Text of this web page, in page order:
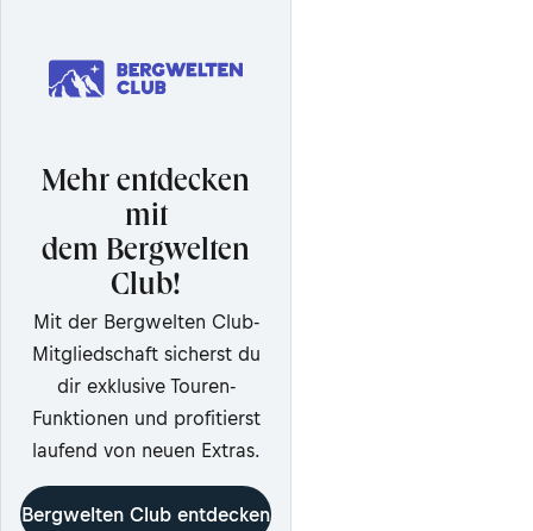
Mehr entdecken
mit
dem Bergwelten
Club!
Mit der Bergwelten Club-
Mitgliedschaft sicherst du
dir exklusive Touren-
Funktionen und profitierst
laufend von neuen Extras.
Bergwelten Club entdecken